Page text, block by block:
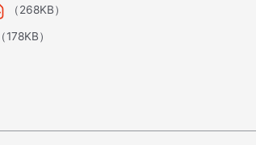
（268KB）
（178KB）